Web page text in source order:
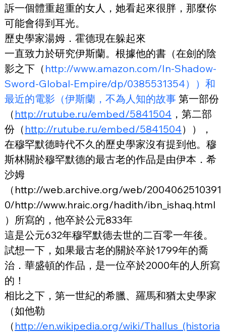
訴一個體重超重的女人，她看起來很胖，那麼你
可能會得到耳光。
歷史學家湯姆．霍德現在躲起來
一直致力於研究伊斯蘭。根據他的書（在劍的陰
影之下（ http://www.amazon.com/In-Shadow-
Sword-Global-Empire/dp/0385531354））和
最近的電影（伊斯蘭，不為人知的故事 第一部份
（ http://rutube.ru/embed/5841504 ，第二部
份（ http://rutube.ru/embed/5841504）），
在穆罕默德時代不久的歷史學家沒有提到他。穆
斯林關於穆罕默德的最古老的作品是由伊本．希
沙姆
（http://web.archive.org/web/2004062510391
0/http://www.hraic.org/hadith/ibn_ishaq.html
）所寫的，他卒於公元833年
這是公元632年穆罕默德去世的二百零一年後。
試想一下，如果最古老的關於卒於1799年的喬
治．華盛頓的作品，是一位卒於2000年的人所寫
的！
相比之下，第一世紀的希臘、羅馬和猶太史學家
（如他勒
（ http://en.wikipedia.org/wiki/Thallus_(historia